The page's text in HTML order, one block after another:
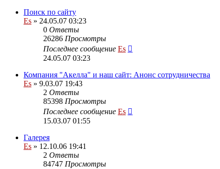
Поиск по сайту
Es » 24.05.07 03:23
0 Ответы
26286 Просмотры
Последнее сообщение Es
24.05.07 03:23
Компания "Акелла" и наш сайт: Анонс сотрудничества
Es » 9.03.07 19:43
2 Ответы
85398 Просмотры
Последнее сообщение Es
15.03.07 01:55
Галерея
Es » 12.10.06 19:41
2 Ответы
84747 Просмотры